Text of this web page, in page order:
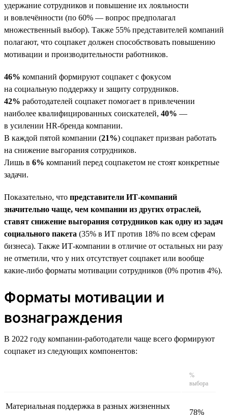
удержание сотрудников и повышение их лояльности
и вовлечённости (по 60% — вопрос предполагал
множественный выбор). Также 55% представителей компаний
полагают, что соцпакет должен способствовать повышению
мотивации и производительности работников.
46% компаний формируют соцпакет с фокусом
на социальную поддержку и защиту сотрудников.
42% работодателей соцпакет помогает в привлечении
наиболее квалифицированных соискателей, 40% —
в усилении HR-бренда компании.
В каждой пятой компании (21%) соцпакет призван работать
на снижение выгорания сотрудников.
Лишь в 6% компаний перед соцпакетом не стоят конкретные
задачи.
Показательно, что представители ИТ-компаний
значительно чаще, чем компании из других отраслей,
ставят снижение выгорания сотрудников как одну из задач
социального пакета (35% в ИТ против 18% по всем сферам
бизнеса). Также ИТ-компании в отличие от остальных ни разу
не отметили, что у них отсутствует соцпакет или вообще
какие-либо форматы мотивации сотрудников (0% против 4%).
Форматы мотивации и
вознаграждения
В 2022 году компании-работодатели чаще всего формируют
соцпакет из следующих компонентов:
%
выбора
Материальная поддержка в разных жизненных
78%